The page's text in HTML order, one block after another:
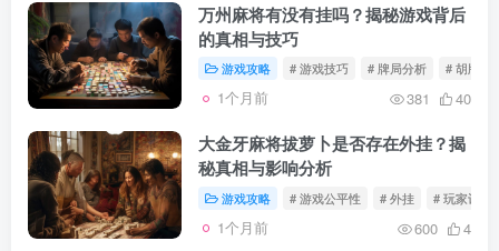
万州麻将有没有挂吗？揭秘游戏背后
的真相与技巧
游戏攻略 # 游戏技巧 # 牌局分析 # 胡牌策
1个月前 381 40
大金牙麻将拔萝卜是否存在外挂？揭
秘真相与影响分析
游戏攻略 # 游戏公平性 # 外挂 # 玩家讨论
1个月前 600 4